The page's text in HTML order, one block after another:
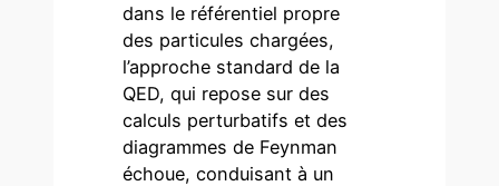
dans le référentiel propre
des particules chargées,
l’approche standard de la
QED, qui repose sur des
calculs perturbatifs et des
diagrammes de Feynman
échoue, conduisant à un